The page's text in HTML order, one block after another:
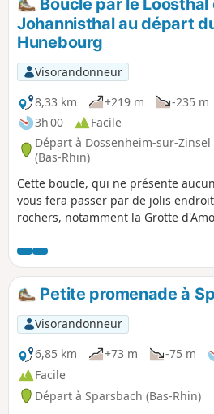
Boucle par le Loosthal
Johannisthal au départ
Hunebourg
Visorandonneur
8,33 km
+219 m
-235 m
3h 00
Facile
Départ à Dossenheim-sur-Zinsel
(Bas-Rhin)
Cette boucle, qui ne présente
vous fera passer par de jolis
rochers, notamment la Grotte
une demi-journée.
Petite promenade à
Visorandonneur
6,85 km
+73 m -75 m
Facile
Départ à Sparsbach (Bas-Rhin)